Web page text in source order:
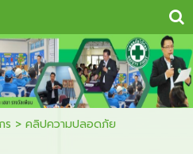
ร > คลิปความปลอดภัย